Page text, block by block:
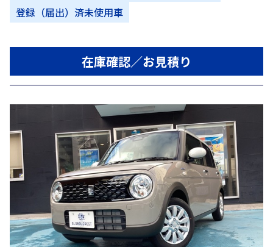
登録（届出）済未使用車
在庫確認／お見積り